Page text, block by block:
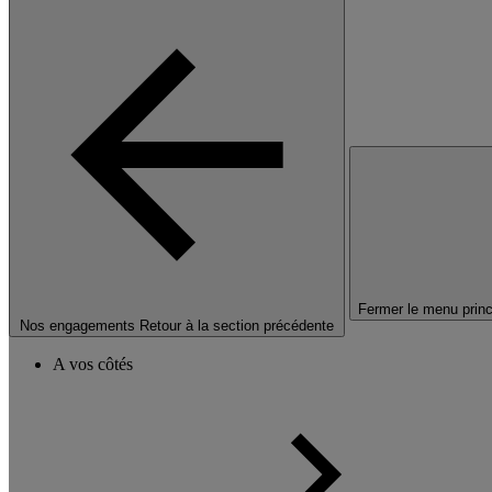
Nos engagements Retour à la section précédente
Fermer le menu
A vos côtés